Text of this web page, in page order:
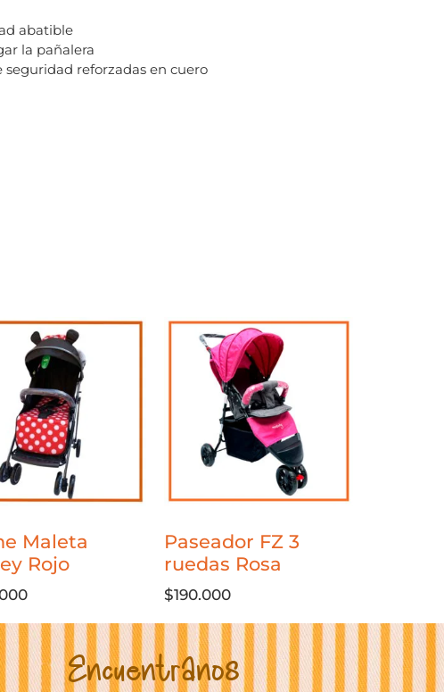
abatible
la pañalera
seguridad reforzadas en cuero
Maleta
Rojo
Paseador FZ 3
ruedas Rosa
$190.000
Encuentranos